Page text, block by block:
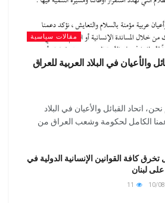
مقالات سياسية
والأعيان في البلاد العربية للعراق
اتحاد القبائل والأعيان في البلاد
الكامل لحكومة وشعب العراق من
تخرق كافة القوانين الإنسانية الدولية في
على لبنان